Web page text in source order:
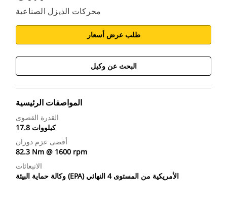
محركات الديزل الصناعية
طلب عرض أسعار
البحث عن وكيل
المواصفات الرئيسية
القدرة القصوى
17.8 كيلووات
أقصى عزم دوران
82.3 Nm @ 1600 rpm
الانبعاثات
وكالة حماية البيئة (EPA) الأمريكية من المستوى 4 النهائي